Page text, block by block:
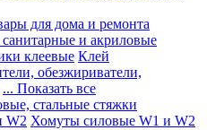
для дома и ремонта
и акриловые
клеевые Клей
обезжириватели,
... Показать все
стальные стяжки
W2 Хомуты силовые W1 и W2